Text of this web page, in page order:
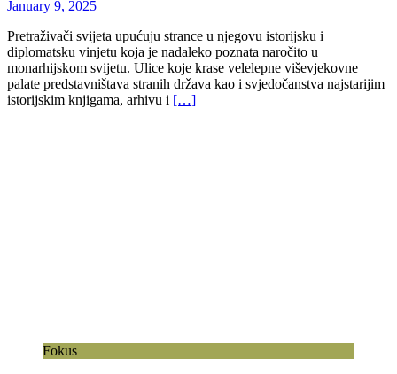
January 9, 2025
Pretraživači svijeta upućuju strance u njegovu istorijsku i
diplomatsku vinjetu koja je nadaleko poznata naročito u
monarhijskom svijetu. Ulice koje krase velelepne viševjekovne
palate predstavništava stranih država kao i svjedočanstva najstarijim
istorijskim knjigama, arhivu i […]
Fokus